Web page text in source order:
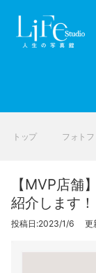
トップ フォトフ
【MVP店舗
紹介します！
投稿日:2023/1/6 更